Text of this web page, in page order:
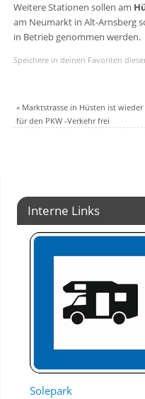
Weitere Stationen sollen am
am Neumarkt in Alt-Arnsberg
in Betrieb genommen werden.
Speichere in deinen Favoriten
«Marktstrasse in Hüsten ist wieder
für den PKW -Verkehr frei
Interne Links
Solepark